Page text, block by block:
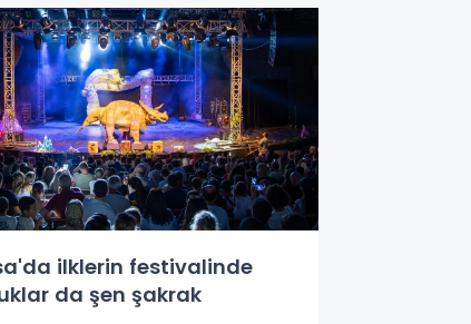
ilklerin festivalinde
da şen şakrak